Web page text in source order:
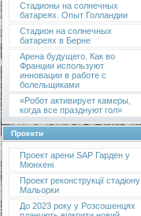
Стадионы на солнечных
батареях. Опыт Голландии
Стадион на солнечных
батареях в Берне
Арена будущего. Как во
Франции используют
инновации в работе с
болельщиками
«Робот активирует камеры,
когда все празднуют гол»
Проекти
Проект арени SAP Гарден у
Мюнхені
Проект реконструкції стадіону
Мальорки
До 2023 року у Розсошенцях